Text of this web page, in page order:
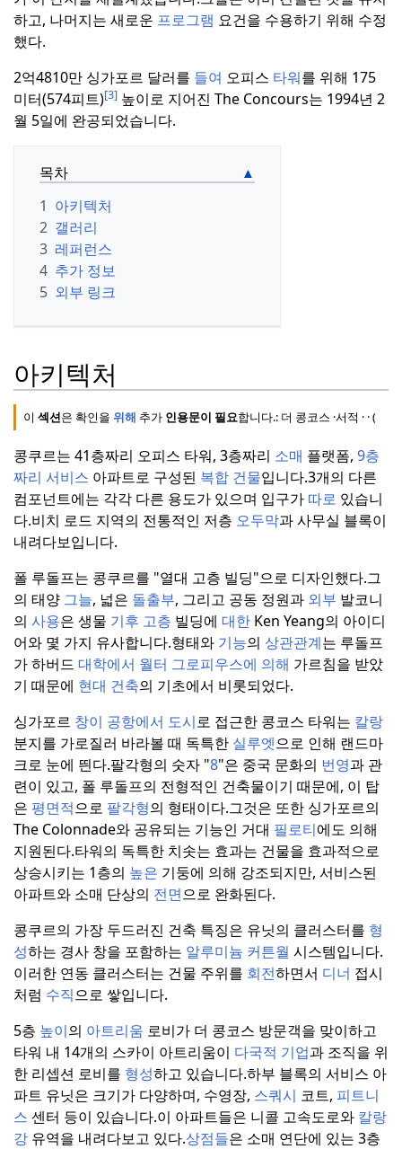
하고, 나머지는 새로운 프로그램 요건을 수용하기 위해 수정
했다.
2억4810만 싱가포르 달러를 들여 오피스 타워를 위해 175
미터(574피트)[3] 높이로 지어진 The Concours는 1994년 2
월 5일에 완공되었습니다.
목차
1 아키텍처
2 갤러리
3 레퍼런스
4 추가 정보
5 외부 링크
아키텍처
이섹션은 확인을위해 추가 인용문이 필요합니다.: 더 콩코스 ·서적 · ·
콩쿠르는 41층짜리 오피스 타워, 3층짜리 소매 플랫폼, 9층
짜리 서비스 아파트로 구성된 복합 건물입니다.3개의 다른
컴포넌트에는 각각 다른 용도가 있으며 입구가 따로 있습니
다.비치 로드 지역의 전통적인 저층 오두막과 사무실 블록이
내려다보입니다.
폴 루돌프는 콩쿠르를 "열대 고층 빌딩"으로 디자인했다.그
의 태양 그늘, 넓은 돌출부, 그리고 공동 정원과 외부 발코니
의 사용은 생물 기후 고층 빌딩에 대한 Ken Yeang의 아이디
어와 몇 가지 유사합니다.형태와 기능의 상관관계는 루돌프
가 하버드 대학에서 월터 그로피우스에 의해 가르침을 받았
기 때문에 현대 건축의 기초에서 비롯되었다.
싱가포르 창이 공항에서 도시로 접근한 콩코스 타워는 칼랑
분지를 가로질러 바라볼 때 독특한 실루엣으로 인해 랜드마
크로 눈에 띈다.팔각형의 숫자 "8"은 중국 문화의 번영과 관
련이 있고, 폴 루돌프의 전형적인 건축물이기 때문에, 이 탑
은 평면적으로 팔각형의 형태이다.그것은 또한 싱가포르의
The Colonnade와 공유되는 기능인 거대 필로티에도 의해
지원된다.타워의 독특한 치솟는 효과는 건물을 효과적으로
상승시키는 1층의 높은 기둥에 의해 강조되지만, 서비스된
아파트와 소매 단상의 전면으로 완화된다.
콩쿠르의 가장 두드러진 건축 특징은 유닛의 클러스터를 형
성하는 경사 창을 포함하는 알루미늄 커튼월 시스템입니다.
이러한 연동 클러스터는 건물 주위를 회전하면서 디너 접시
처럼 수직으로 쌓입니다.
5층 높이의 아트리움 로비가 더 콩코스 방문객을 맞이하고
타워 내 14개의 스카이 아트리움이 다국적 기업과 조직을 위
한 리셉션 로비를 형성하고 있습니다.하부 블록의 서비스 아
파트 유닛은 크기가 다양하며, 수영장, 스쿼시 코트, 피트니
스 센터 등이 있습니다.이 아파트들은 니콜 고속도로와 칼랑
강 유역을 내려다보고 있다.상점들은 소매 연단에 있는 3층